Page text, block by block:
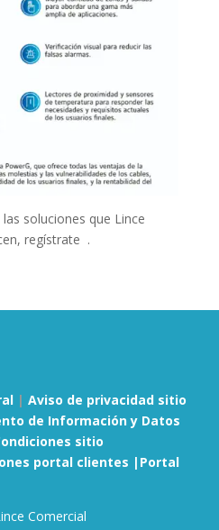
soluciones que Lince
regístrate .
| Aviso de privacidad sitio
de Información y Datos
sitio
portal clientes | Portal
Comercial